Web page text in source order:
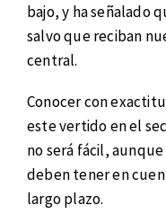
bajo, y ha señalado
salvo que reciban
central.
Conocer con
este vertido en el
no será fácil,
deben tener en
largo plazo.